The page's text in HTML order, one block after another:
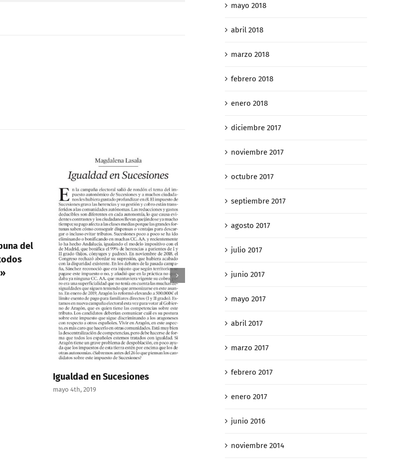
Igualdad en Sucesiones
mayo 4th, 2019
E Constitucional decidirá si la
plusvalía municipal es
mayo 2018
abril 2018
marzo 2018
febrero 2018
enero 2018
diciembre 2017
noviembre 2017
octubre 2017
septiembre 2017
agosto 2017
julio 2017
junio 2017
mayo 2017
abril 2017
marzo 2017
febrero 2017
enero 2017
junio 2016
noviembre 2014